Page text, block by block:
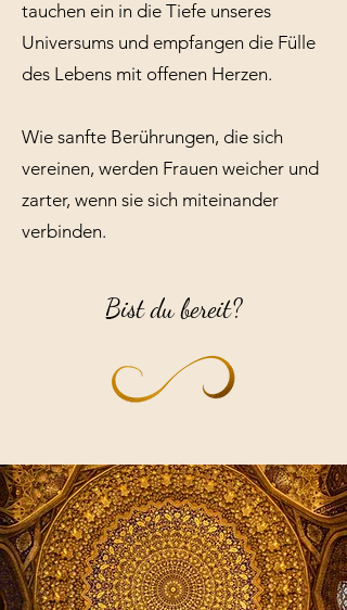
tauchen ein in die Tiefe unseres
Universums und empfangen die Fülle
des Lebens mit offenen Herzen.
Wie sanfte Berührungen, die sich
vereinen, werden Frauen weicher und
zarter, wenn sie sich miteinander
verbinden.
Bist du bereit?